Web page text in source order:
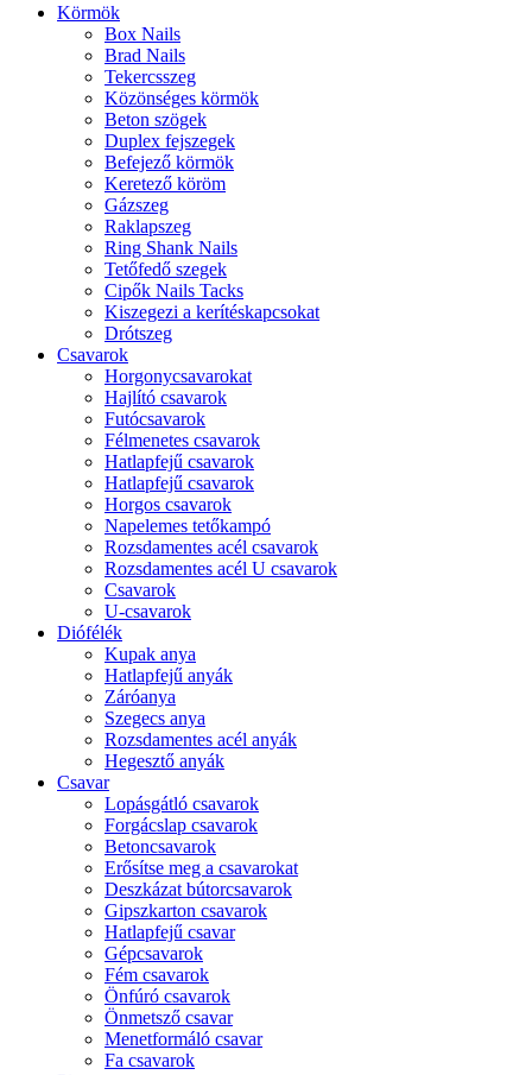
Körmök
Box Nails
Brad Nails
Tekercsszeg
Közönséges körmök
Beton szögek
Duplex fejszegek
Befejező körmök
Keretező köröm
Gázszeg
Raklapszeg
Ring Shank Nails
Tetőfedő szegek
Cipők Nails Tacks
Kiszegezi a kerítéskapcsokat
Drótszeg
Csavarok
Horgonycsavarokat
Hajlító csavarok
Futócsavarok
Félmenetes csavarok
Hatlapfejű csavarok
Hatlapfejű csavarok
Horgos csavarok
Napelemes tetőkampó
Rozsdamentes acél csavarok
Rozsdamentes acél U csavarok
Csavarok
U-csavarok
Diófélék
Kupak anya
Hatlapfejű anyák
Záróanya
Szegecs anya
Rozsdamentes acél anyák
Hegesztő anyák
Csavar
Lopásgátló csavarok
Forgácslap csavarok
Betoncsavarok
Erősítse meg a csavarokat
Deszkázat bútorcsavarok
Gipszkarton csavarok
Hatlapfejű csavar
Gépcsavarok
Fém csavarok
Önfúró csavarok
Önmetsző csavar
Menetformáló csavar
Fa csavarok